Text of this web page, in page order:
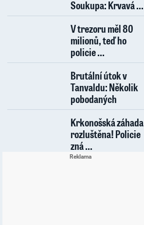
Soukupa: Krvavá ...
V trezoru měl 80
milionů, teď ho
policie ...
Brutální útok v
Tanvaldu: Několik
pobodaných
Krkonošská záhada
rozluštěna! Policie
zná ...